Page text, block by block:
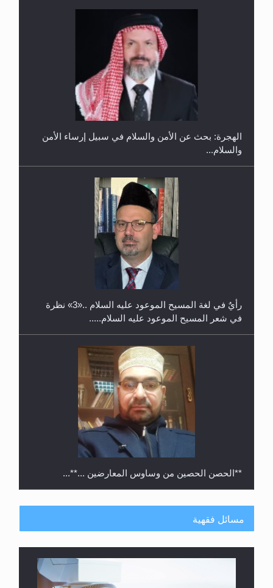
إتمام حفظ القرآن الكريم لثلاثة طلاب من مدرسة الحفظ
حفل توزيع الشهادات في الجامعة الأحمدية بنيجيريا لعام
الهجرة: بحث عن الأمن والسلام في سبيل إرساء الأمن
والسلام...
رأيٌ في لغة المسيح الموعود عليه السلام ..«3» نظرة
في شعر المسيح الموعود عليه السلام.....
**الحصن الحصين من وساوس المعارضين ...**...
مسائل فقهية